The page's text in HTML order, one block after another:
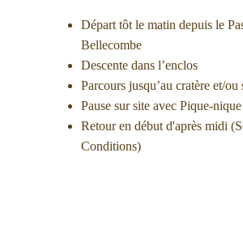
Départ tôt le matin depuis le
Bellecombe
Descente dans l’enclos
Parcours jusqu’au cratère et/ou
Pause sur site avec Pique-
Retour en début d'après midi
Conditions)